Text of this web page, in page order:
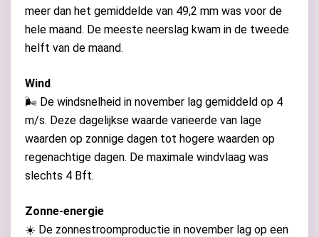
meer dan het gemiddelde van 49,2 mm was voor de
hele maand. De meeste neerslag kwam in de tweede
helft van de maand.
Wind
🌬️ De windsnelheid in november lag gemiddeld op 4
m/s. Deze dagelijkse waarde varieerde van lage
waarden op zonnige dagen tot hogere waarden op
regenachtige dagen. De maximale windvlaag was
slechts 4 Bft.
Zonne-energie
☀️ De zonnestroomproductie in november lag op een